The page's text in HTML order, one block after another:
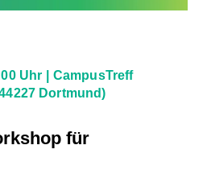
Uhr
CampusTreff
Dortmund)
für